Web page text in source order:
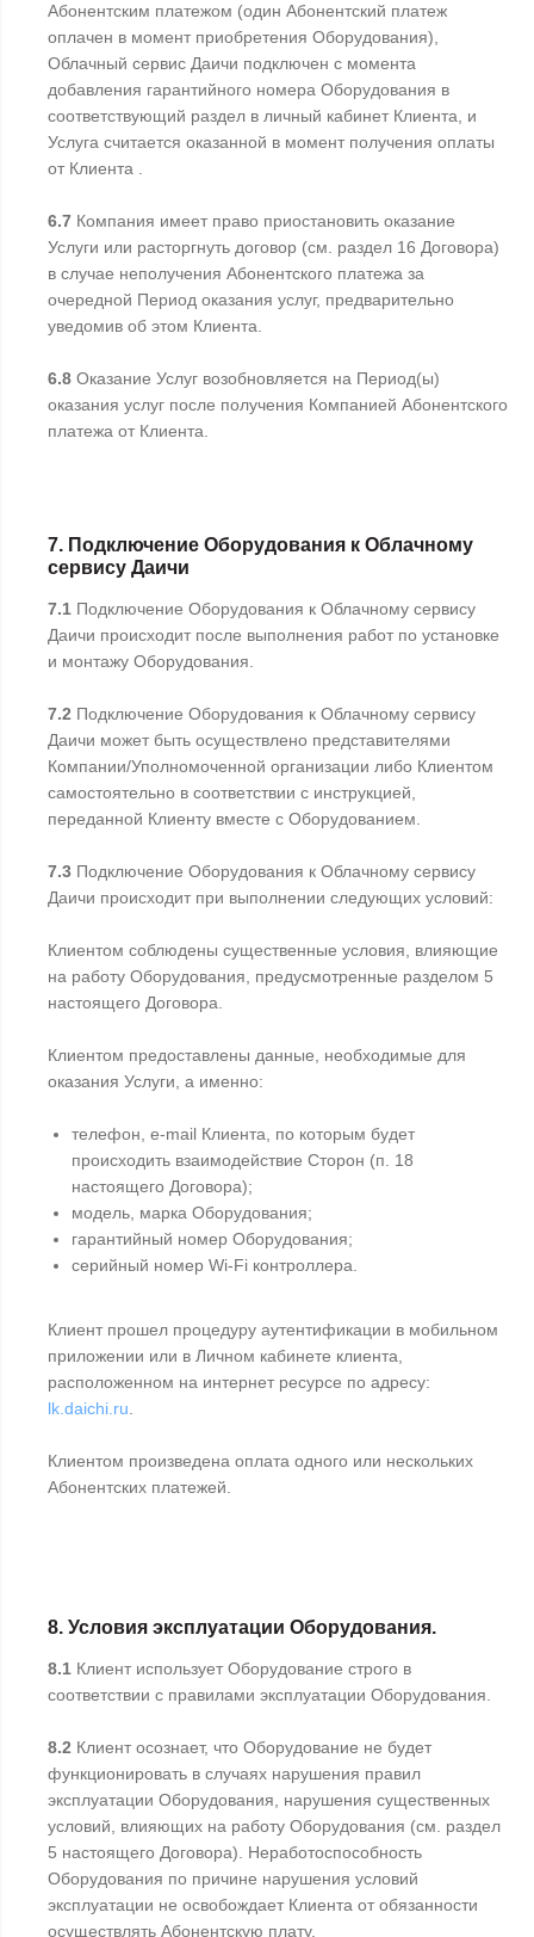
Абонентским платежом (один Абонентский платеж
оплачен в момент приобретения Оборудования),
Облачный сервис Даичи подключен с момента
добавления гарантийного номера Оборудования в
соответствующий раздел в личный кабинет Клиента, и
Услуга считается оказанной в момент получения оплаты
от Клиента .
6.7 Компания имеет право приостановить оказание
Услуги или расторгнуть договор (см. раздел 16 Договора)
в случае неполучения Абонентского платежа за
очередной Период оказания услуг, предварительно
уведомив об этом Клиента.
6.8 Оказание Услуг возобновляется на Период(ы)
оказания услуг после получения Компанией Абонентского
платежа от Клиента.
7. Подключение Оборудования к Облачному
сервису Даичи
7.1 Подключение Оборудования к Облачному сервису
Даичи происходит после выполнения работ по установке
и монтажу Оборудования.
7.2 Подключение Оборудования к Облачному сервису
Даичи может быть осуществлено представителями
Компании/Уполномоченной организации либо Клиентом
самостоятельно в соответствии с инструкцией,
переданной Клиенту вместе с Оборудованием.
7.3 Подключение Оборудования к Облачному сервису
Даичи происходит при выполнении следующих условий:
Клиентом соблюдены существенные условия, влияющие
на работу Оборудования, предусмотренные разделом 5
настоящего Договора.
Клиентом предоставлены данные, необходимые для
оказания Услуги, а именно:
телефон, е-mail Клиента, по которым будет
происходить взаимодействие Сторон (п. 18
настоящего Договора);
модель, марка Оборудования;
гарантийный номер Оборудования;
серийный номер Wi-Fi контроллера.
Клиент прошел процедуру аутентификации в мобильном
приложении или в Личном кабинете клиента,
расположенном на интернет ресурсе по адресу:
lk.daichi.ru
Клиентом произведена оплата одного или нескольких
Абонентских платежей.
8. Условия эксплуатации Оборудования.
8.1 Клиент использует Оборудование строго в
соответствии с правилами эксплуатации Оборудования.
8.2 Клиент осознает, что Оборудование не будет
функционировать в случаях нарушения правил
эксплуатации Оборудования, нарушения существенных
условий, влияющих на работу Оборудования (см. раздел
5 настоящего Договора). Неработоспособность
Оборудования по причине нарушения условий
эксплуатации не освобождает Клиента от обязанности
осуществлять Абонентскую плату.